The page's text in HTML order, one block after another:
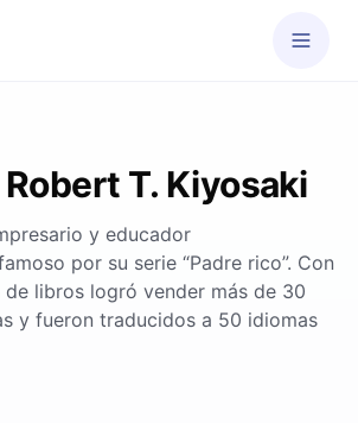
T. Kiyosaki
y educador
por su serie “Padre rico”. Con
libros logró vender más de 30
y fueron traducidos a 50 idiomas